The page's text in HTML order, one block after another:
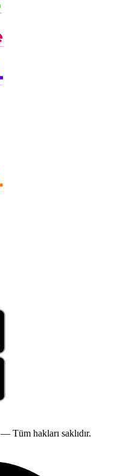
— Tüm hakları saklıdır.